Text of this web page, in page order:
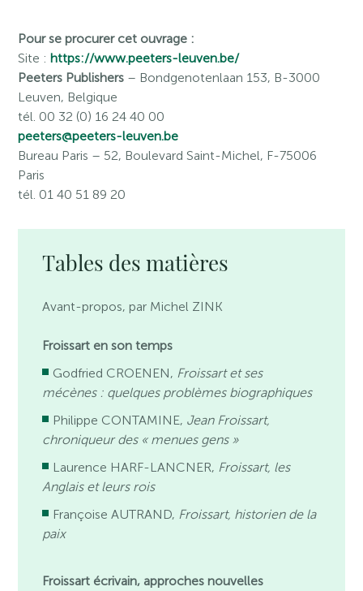
Pour se procurer cet ouvrage :
Site :https://www.peeters-leuven.be/
Peeters Publishers – Bondgenotenlaan 153, B-3000
Leuven, Belgique
tél. 00 32 (0) 16 24 40 00
peeters@peeters-leuven.be
Bureau Paris – 52, Boulevard Saint-Michel, F-75006
Paris
tél. 01 40 51 89 20
Tables des matières
Avant-propos, par Michel ZINK
Froissart en son temps
Godfried CROENEN, Froissart et ses
mécènes : quelques problèmes biographiques
Philippe CONTAMINE, Jean Froissart,
chroniqueur des « menues gens »
Laurence HARF-LANCNER, Froissart, les
Anglais et leurs rois
Françoise AUTRAND, Froissart, historien de la
paix
Froissart écrivain, approches nouvelles